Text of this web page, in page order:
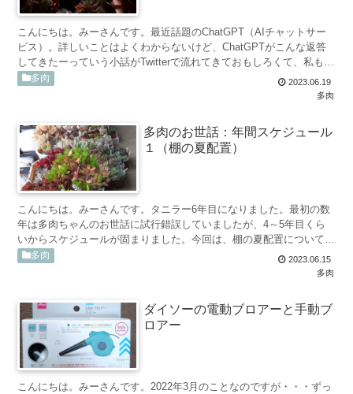
こんにちは。みーさんです。最近話題のChatGPT（AIチャットサー
ビス）。詳しいことはよくわからないけど、ChatGPTがこんな返答
してきたーっていう小話がTwitterで流れてきておもしろくて、私もた
まに遊んでいました（多分、正しい使い...
2023.06.19
多肉
多肉
多肉のお世話：年間スケジュール
１（棚の夏配置）
こんにちは。みーさんです。タニラー6年目になりました。最初の数
年は多肉ちゃんのお世話に試行錯誤していましたが、4～5年目くら
いからスケジュールが固まりました。今回は、棚の夏配置について。
棚を夏配置にする理由は１つだけ。6月下旬の夏至の頃、ベ...2023.06.15
多肉
多肉
ダイソーの電動ブロアーと手動ブ
ロアー
こんにちは。みーさんです。2022年3月のことなのですが・・・ずっ